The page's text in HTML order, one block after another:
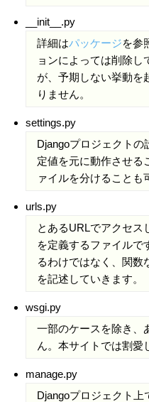
__init__.py
詳細はパッケージを参
ョンによっては削除し
が、予期しない挙動を
りません。
settings.py
Djangoプロジェクト
定値を元に動作させる
ァイルを分けることも
urls.py
とあるURLでアクセス
を定義するファイルで
るわけではなく、関数
を記述していきます。
wsgi.py
一部のケースを除き、
ん。本サイトでは割愛
manage.py
Djangoプロジェクト上